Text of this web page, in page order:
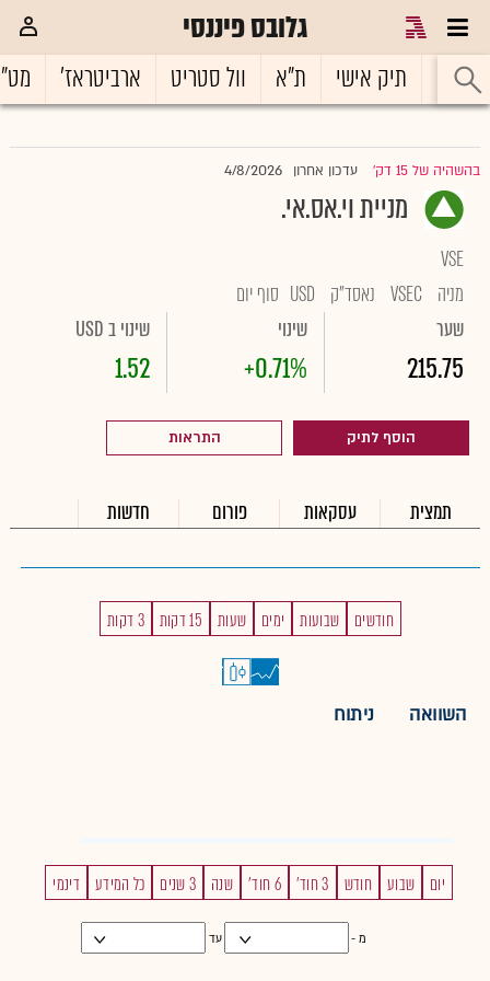
גלובס פיננסי
ראשי תיק אישי ת"א וול סטריט ארביטראז'
בהשהיה של 15 דק' עדכון אחרון 4/8/2026
מניית וי.אס.אי.
VSE
מניה VSEC נאסד"ק USD סוף יום
שער
215.75
שינוי
+0.71%
שינוי ב USD
1.52
הוסף לתיק התראות
תמצית עסקאות פורום חדשות
חודשים שבועות ימים שעות 15 דקות 3 דקות
השוואה ניתוח
יום שבוע חודש 3 חוד' 6 חוד' שנה 3 שנים כל המידע דינמי
מ - עד